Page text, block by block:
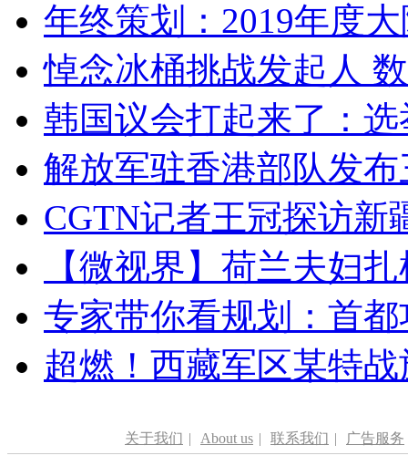
年终策划：2019年度
悼念冰桶挑战发起人
韩国议会打起来了：
解放军驻香港部队发
CGTN记者王冠探访新
【微视界】荷兰夫妇
专家带你看规划：首
超燃！西藏军区某特
关于我们 | About us | 联系我们 | 广告服务